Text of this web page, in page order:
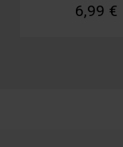
6,99 €